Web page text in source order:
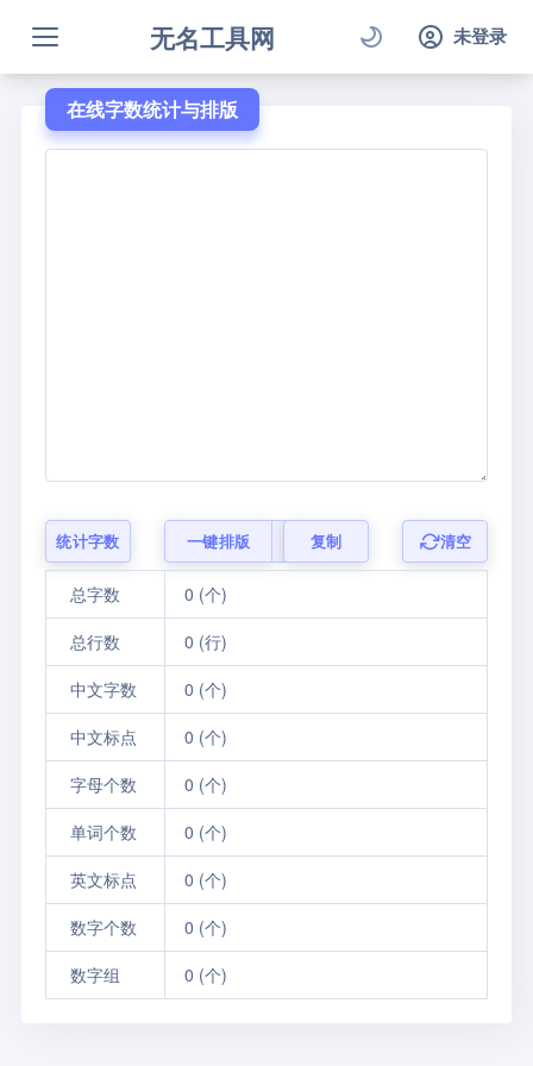
无名工具网 未登录
在线字数统计与排版
统计字数 一键排版 复制 清空
总字数 0 (个)
总行数
0 (行)
中文字数
0 (个)
中文标点
0 (个)
字母个数
0 (个)
单词个数
0 (个)
英文标点
0 (个)
数字个数
0 (个)
数字组
0 (个)